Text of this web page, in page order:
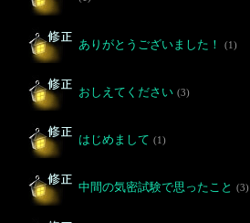
ありがとうございました！ (1)
おしえてください (3)
はじめまして (1)
中間の気密試験で思ったこと (3)